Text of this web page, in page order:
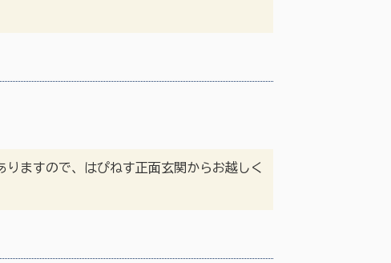
ますので、はぴねす正面玄関からお越しく